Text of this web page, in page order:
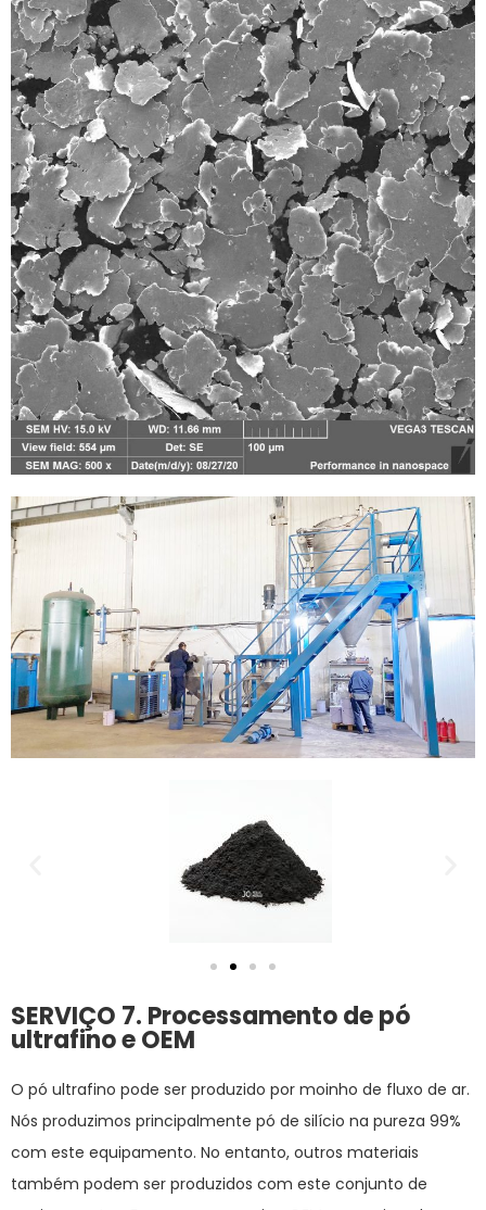
SERVIÇO 7. Processamento de pó
ultrafino e OEM
O pó ultrafino pode ser produzido por moinho de fluxo de ar.
Nós produzimos principalmente pó de silício na pureza 99%
com este equipamento. No entanto, outros materiais
também podem ser produzidos com este conjunto de